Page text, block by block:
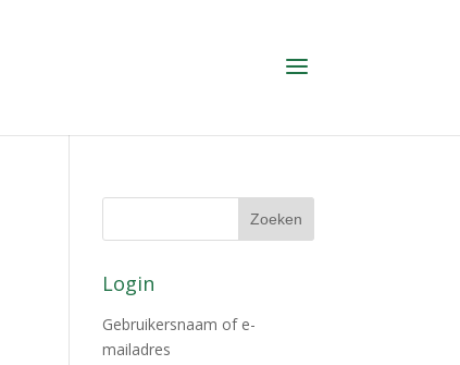
Login
Gebruikersnaam of e-
mailadres